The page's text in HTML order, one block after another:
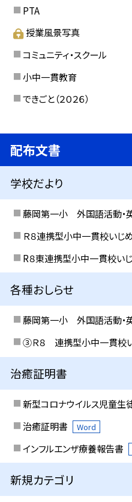
PTA
授業風景写真
コミュニティ・スクール
小中一貫教育
できごと（２０２６）
配布文書
学校だより
藤岡第一小 外国語活動・
Ｒ８連携型小中一貫校いじ
R８東連携型小中一貫校い
各種おしらせ
藤岡第一小 外国語活動・
③Ｒ８ 連携型小中一貫校
治癒証明書
新型コロナウイルス児童生
治癒証明書 Word
インフルエンザ療養報告書
新規カテゴリ